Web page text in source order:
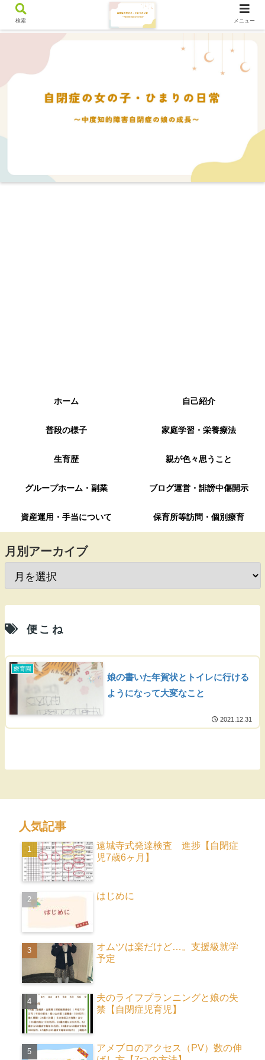
ホーム 自己紹介
普段の様子 家庭学習・栄養療法
生育歴 親が色々思うこと
グループホーム・副業 ブログ運営・誹謗中傷開示
資産運用・手当について 保育所等訪問・個別療育
月別アーカイブ
便こね
療育園
娘の書いた年賀状とトイレに行ける
ようになって大変なこと
2021.12.31
人気記事
遠城寺式発達検査 進捗【自閉症
児7歳6ヶ月】
はじめに
オムツは楽だけど…。支援級就学
予定
夫のライフプランニングと娘の失
禁【自閉症児育児】
アメブロのアクセス（PV）数の伸
検索 メニュー